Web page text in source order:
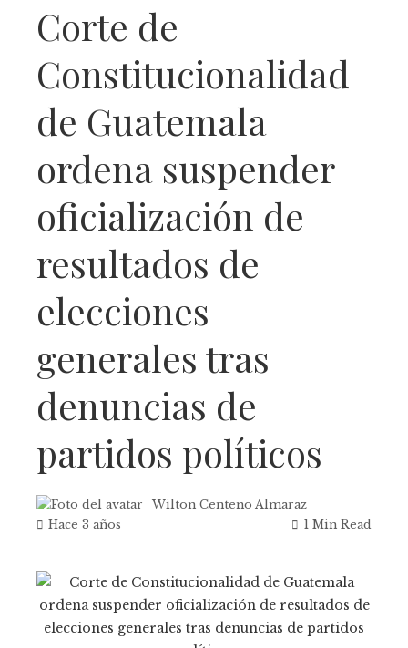
Corte de
Constitucionalidad
de Guatemala
ordena suspender
oficialización de
resultados de
elecciones
generales tras
denuncias de
partidos políticos
Wilton Centeno Almaraz
Hace 3 años
1 Min Read